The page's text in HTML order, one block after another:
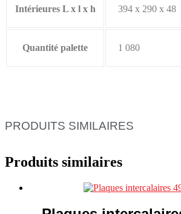
Intérieures L x l x h 394 x 290 x 48
Quantité palette 1 080
PRODUITS SIMILAIRES
Produits similaires